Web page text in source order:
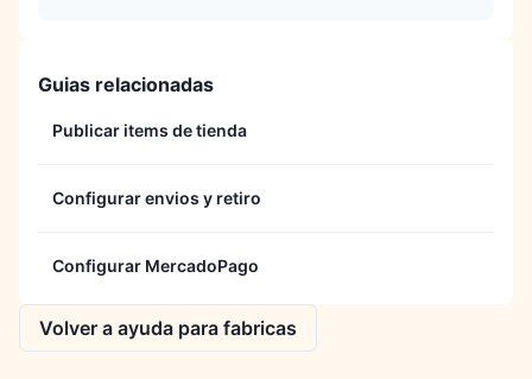
Guias relacionadas
Publicar items de tienda
Configurar envios y retiro
Configurar MercadoPago
Volver a ayuda para fabricas